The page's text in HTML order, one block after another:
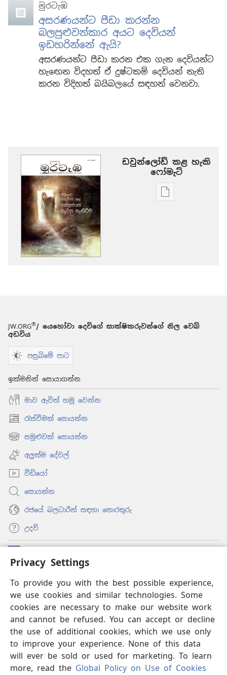
Privacy Settings
To provide you with the best possible experience,
we use cookies and similar technologies. Some
cookies are necessary to make our website work
and cannot be refused. You can accept or decline
the use of additional cookies, which we use only
to improve your experience. None of this data
will ever be sold or used for marketing. To learn
more, read the Global Policy on Use of Cookies
මුරටැඹ
අසරණයන්ට පීඩා කරන්න
බලපුළුවන්කාර අයට දෙවියන්
ඉඩහරින්නේ ඇයි?
අසරණයන්ට පීඩා කරන එක ගැන දෙවියන්ට
හැඟෙන විදහත් ඒ දුෂ්ටකම් දෙවියන් නැති
කරන විදිහත් බයිබලයේ සඳහන් වෙනවා.
ඩවුන්ලෝඩ් කළ හැකි
‍‍ෆෝමැට්
ප්‍රකාශන
නැවත
JW.ORG®/ යෙහෝවා දෙවිගේ සාක්ෂිකරුවන්ගේ නිල වෙබ්
අඩවිය
පසුබිමේ පාට
ඉක්මනින් සොයාගන්න
මාව ඇවිත් හමු වෙන්න
රැස්වීමක් සොයන්න
(opens
new
window)
සමුළුවක් සොයන්න
(opens
new
window)
අලුත්ම දේවල්
වීඩියෝ
සොයන්න
රජයේ බලධාරීන් සඳහා තොරතුරු
උදව්
(opens
new
ඔන්ලයින් ලයිබ්‍රරි
(opens
new
window)JW Hub
(opens
new
window)‘JW ලයිබ්‍රරි’